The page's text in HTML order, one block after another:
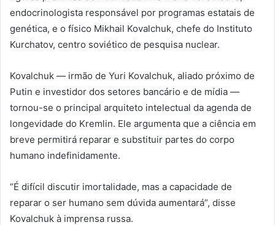
endocrinologista responsável por programas estatais de
genética, e o físico Mikhail Kovalchuk, chefe do Instituto
Kurchatov, centro soviético de pesquisa nuclear.
Kovalchuk — irmão de Yuri Kovalchuk, aliado próximo de
Putin e investidor dos setores bancário e de mídia —
tornou-se o principal arquiteto intelectual da agenda de
longevidade do Kremlin. Ele argumenta que a ciência em
breve permitirá reparar e substituir partes do corpo
humano indefinidamente.
“É difícil discutir imortalidade, mas a capacidade de
reparar o ser humano sem dúvida aumentará”, disse
Kovalchuk à imprensa russa.